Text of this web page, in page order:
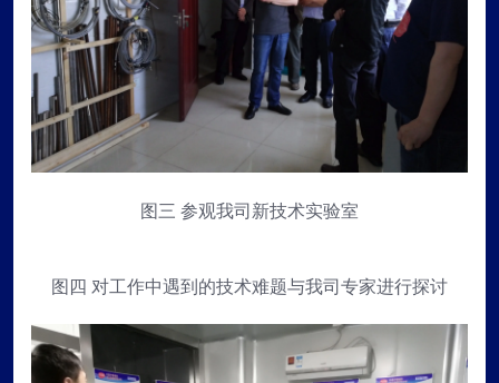
图三 参观我司新技术实验室
图四 对工作中遇到的技术难题与我司专家进行探讨